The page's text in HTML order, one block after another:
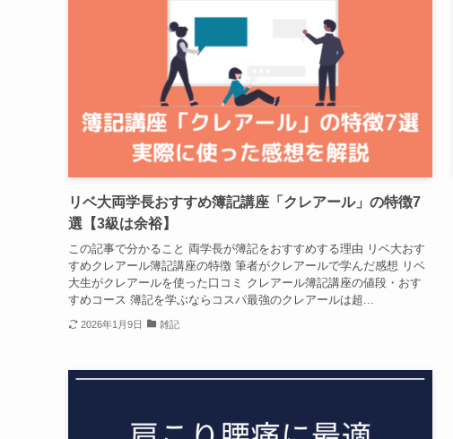
リベ大両学長おすすめ簿記講座「クレアール」の特徴7
選【3級は余裕】
この記事で分かること 両学長が簿記をおすすめする理由 リベ大おす
すめクレアール簿記講座の特徴 筆者がクレアールで学んだ感想 リベ
大生がクレアールを使った口コミ クレアール簿記講座の値段・おす
すめコース 簿記を学ぶならコスパ最強のクレアールは超...
2026年1月9日 雑記